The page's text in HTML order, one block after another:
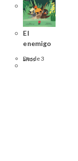
El
enemigo
Desde 3 años